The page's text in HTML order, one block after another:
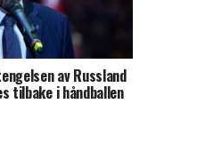
av Russland
tilbake i håndballen